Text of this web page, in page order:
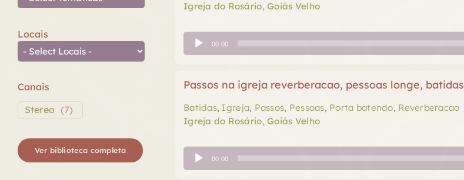
Locais
Canais
Stereo (7)
Ver biblioteca completa
Igreja do Rosário, Goiás Velho
Tocador
de
00:00
Passos na igreja reverberacao, pessoas longe, batidas
Batidas, Igreja, Passos, Pessoas, Porta batendo, Reverberacao
Igreja do Rosário, Goiás Velho
Tocador
de
00:00